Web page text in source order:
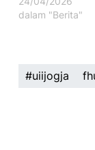
dalam "Berita"
#uiijogja